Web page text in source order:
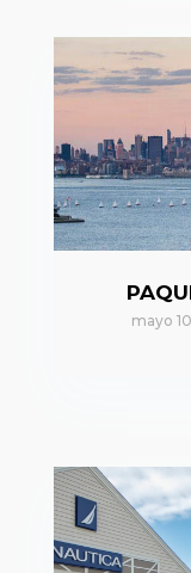
mayo